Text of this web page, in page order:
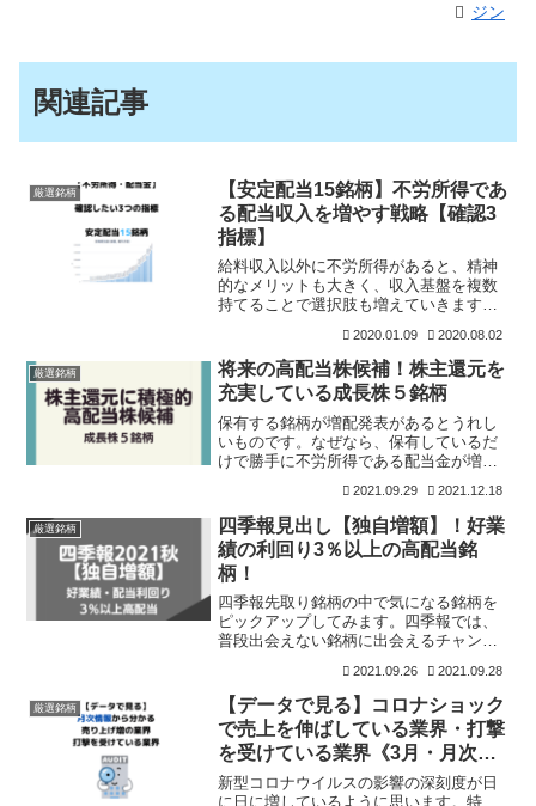
ジン
関連記事
厳選銘柄
【安定配当15銘柄】不労所得であ
る配当収入を増やす戦略【確認3
指標】
給料収入以外に不労所得があると、精神
的なメリットも大きく、収入基盤を複数
持てることで選択肢も増えていきます。
が家は、配当収入を積み上げることを重
要視しており、毎年、コツコツと余剰資
金を使って株式投資をして
2020.01.09 2020.08.02
厳選銘柄
将来の高配当株候補！株主還元を
充実している成長株５銘柄
保有する銘柄が増配発表があるとうれし
いものです。なぜなら、保有しているだ
けで勝手に不労所得である配当金が増え
きの配当利回りが1％でも、10％になる場
合もあります。増配株の魅力ですね。株
主還元を掲げる企業の
2021.09.29 2021.12.18
厳選銘柄
四季報見出し【独自増額】！好業
績の利回り3％以上の高配当銘
柄！
四季報先取り銘柄の中で気になる銘柄を
ピックアップしてみます。四季報では、
普段出会えない銘柄に出会えるチャンス
特に、私が着目しているのは、コメント
欄の見出しです。中でも、四季報編集者
がその取材過程から、会社
2021.09.26 2021.09.28
厳選銘柄
【データで見る】コロナショック
で売上を伸ばしている業界・打撃
を受けている業界《3月・月次チ
ェック》
新型コロナウイルスの影響の深刻度が日
に日に増しているように思います。特